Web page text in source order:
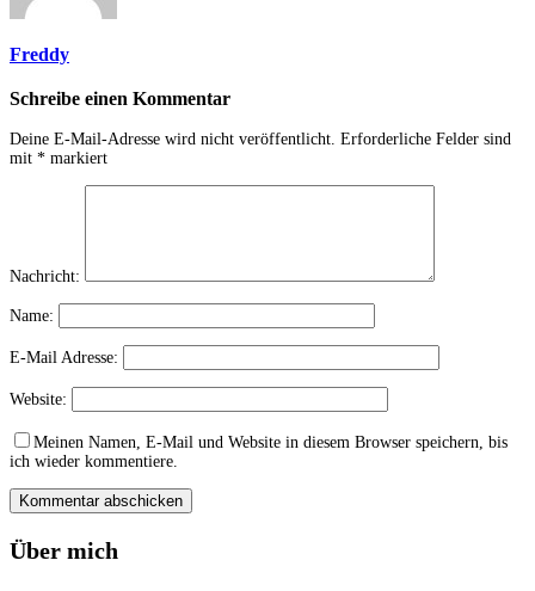
Freddy
Schreibe einen Kommentar
Deine E-Mail-Adresse wird nicht veröffentlicht. Erforderliche Felder sind
mit * markiert
Nachricht:
Name:
E-Mail Adresse:
Website:
Meinen Namen, E-Mail und Website in diesem Browser speichern, bis
ich wieder kommentiere.
Über mich